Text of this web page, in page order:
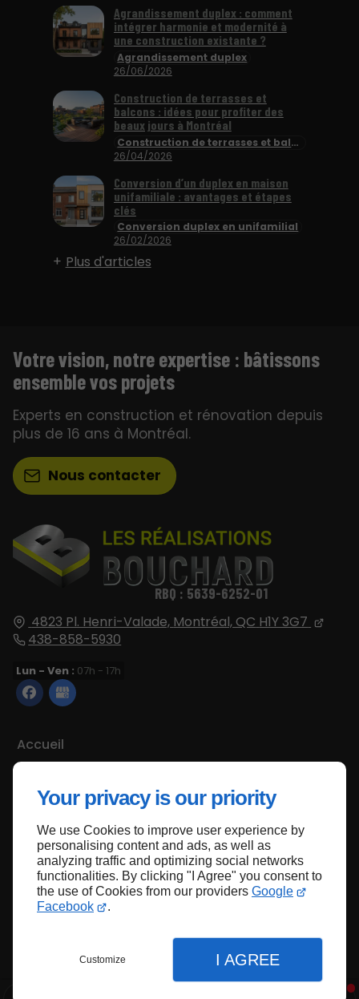
Your privacy is our priority
We use Cookies to improve user experience by
personalising content and ads, as well as
analyzing traffic and optimizing social networks
functionalities. By clicking "I Agree" you consent to
the use of Cookies from our providers Google
Facebook
.
Customize I AGREE
Agrandissement duplex
26/06/2026
Agrandissement duplex : comment
intégrer harmonie et modernité à
une construction existante ?
Construction de terrasses et balcons
26/04/2026
Construction de terrasses et
balcons : idées pour profiter des
beaux jours à Montréal
Conversion duplex en unifamilial
26/02/2026
Conversion d’un duplex en maison
unifamiliale : avantages et étapes
clés
Plus d'articles
RBQ : 5639-6252-01
4823 Pl. Henri-Valade, Montréal, QC H1Y 3G7
438-858-5930
Lun - Ven : 07h - 17h
Accueil
Politique de confidentialité
Plan du site
Votre vision, notre expertise : bâtissons
ensemble vos projets
Experts en construction et rénovation depuis
plus de 16 ans à Montréal.
Nous contacter
Haut de page